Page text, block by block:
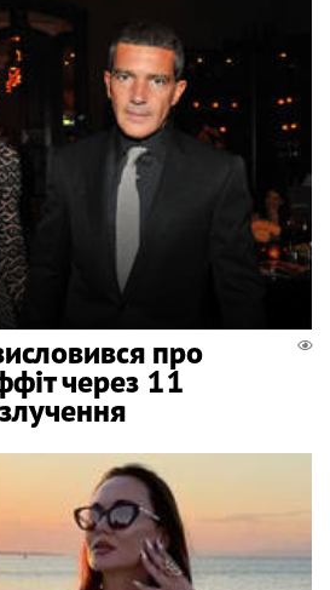
про
через 11